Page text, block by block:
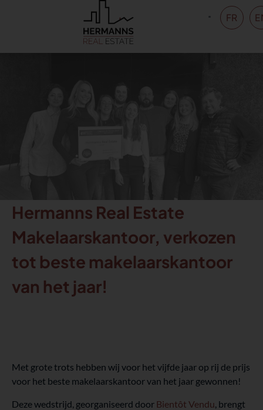
FR
Hermanns Real Estate
Makelaarskantoor, verkozen
tot beste makelaarskantoor
van het jaar!
Met grote trots hebben wij voor het vijfde jaar op rij de prijs
voor het beste makelaarskantoor van het jaar gewonnen!
Deze wedstrijd, georganiseerd door Bientôt Vendu , brengt